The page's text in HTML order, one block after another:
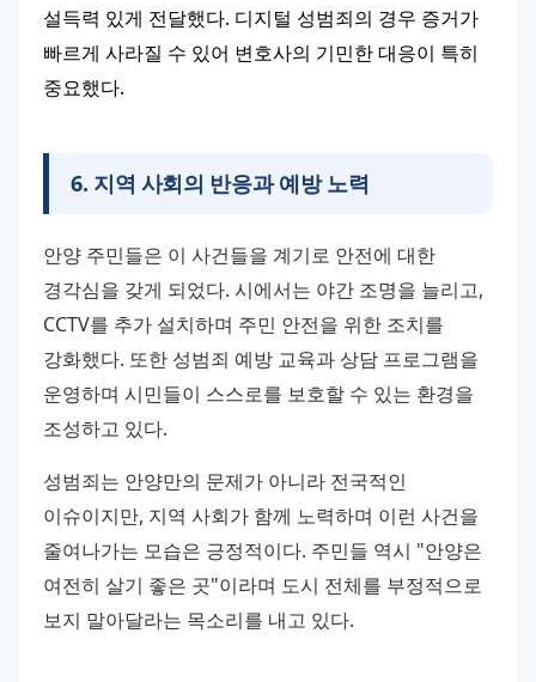
설득력 있게 전달했다. 디지털 성범죄의 경우 증거가
빠르게 사라질 수 있어 변호사의 기민한 대응이 특히
중요했다.
6. 지역 사회의 반응과 예방 노력
안양 주민들은 이 사건들을 계기로 안전에 대한
경각심을 갖게 되었다. 시에서는 야간 조명을 늘리고,
CCTV를 추가 설치하며 주민 안전을 위한 조치를
강화했다. 또한 성범죄 예방 교육과 상담 프로그램을
운영하며 시민들이 스스로를 보호할 수 있는 환경을
조성하고 있다.
성범죄는 안양만의 문제가 아니라 전국적인
이슈이지만, 지역 사회가 함께 노력하며 이런 사건을
줄여나가는 모습은 긍정적이다. 주민들 역시 "안양은
여전히 살기 좋은 곳"이라며 도시 전체를 부정적으로
보지 말아달라는 목소리를 내고 있다.